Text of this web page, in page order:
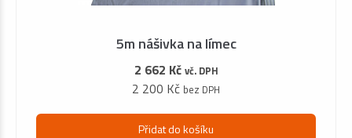
5m nášivka na límec
2 662 Kč vč. DPH
2 200 Kč bez DPH
Přidat do košíku